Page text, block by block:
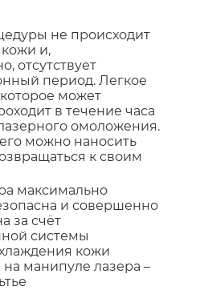
не происходит
и,
отсутствует
период. Легкое
может
в течение часа
омоложения.
можно наносить
к своим
максимально
и совершенно
за счёт
системы
кожи
манипуле лазера –